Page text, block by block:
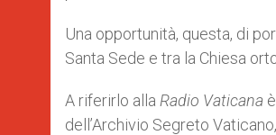
Una opportunità, questa, di
Santa Sede e tra la Chiesa
A riferirlo alla Radio Vaticana
dell’Archivio Segreto